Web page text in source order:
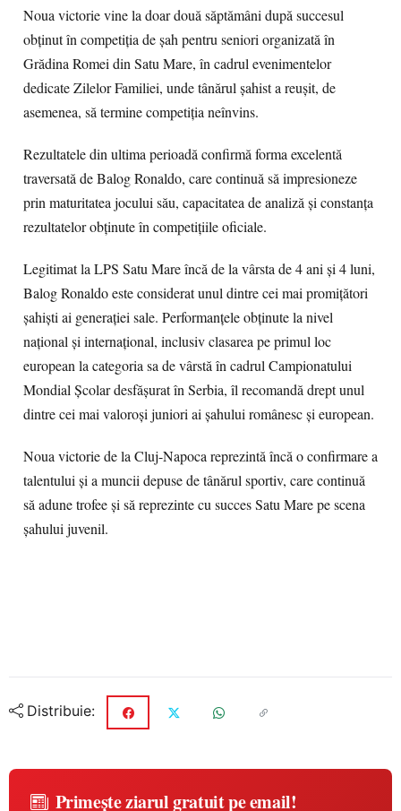
Noua victorie vine la doar două săptămâni după succesul
obținut în competiția de șah pentru seniori organizată în
Grădina Romei din Satu Mare, în cadrul evenimentelor
dedicate Zilelor Familiei, unde tânărul șahist a reușit, de
asemenea, să termine competiția neînvins.
Rezultatele din ultima perioadă confirmă forma excelentă
traversată de Balog Ronaldo, care continuă să impresioneze
prin maturitatea jocului său, capacitatea de analiză și constanța
rezultatelor obținute în competițiile oficiale.
Legitimat la LPS Satu Mare încă de la vârsta de 4 ani și 4 luni,
Balog Ronaldo este considerat unul dintre cei mai promițători
șahiști ai generației sale. Performanțele obținute la nivel
național și internațional, inclusiv clasarea pe primul loc
european la categoria sa de vârstă în cadrul Campionatului
Mondial Școlar desfășurat în Serbia, îl recomandă drept unul
dintre cei mai valoroși juniori ai șahului românesc și european.
Noua victorie de la Cluj-Napoca reprezintă încă o confirmare a
talentului și a muncii depuse de tânărul sportiv, care continuă
să adune trofee și să reprezinte cu succes Satu Mare pe scena
șahului juvenil.
Distribuie:
Primește ziarul gratuit pe email!